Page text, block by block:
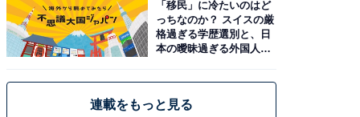
「移民」に冷たいのはど
っちなのか？ スイスの厳
格過ぎる学歴選別と、日
本の曖昧過ぎる外国人政
連載をもっと見る